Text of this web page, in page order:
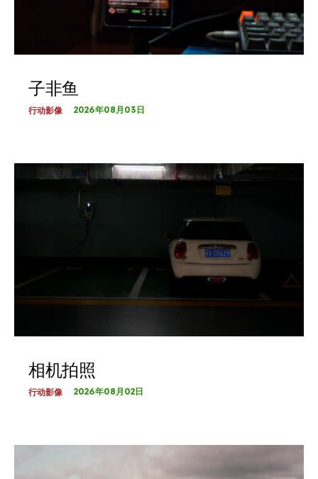
子非鱼
行动影像 2026年08月03日
相机拍照
行动影像 2026年08月02日